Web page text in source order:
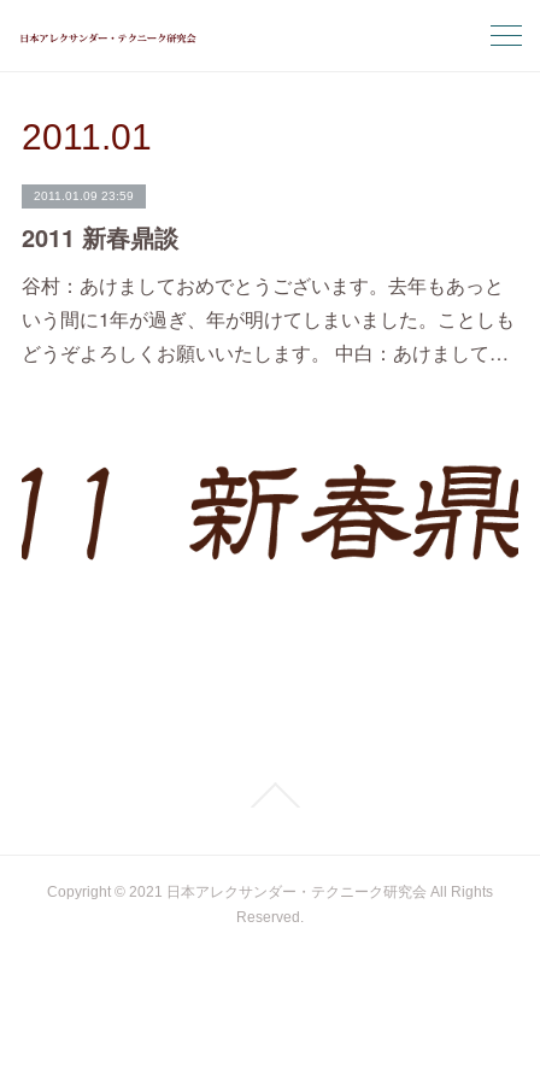
2011.01
2011.01.09 23:59
2011 新春鼎談
谷村：あけましておめでとうございます。去年もあっと
いう間に1年が過ぎ、年が明けてしまいました。ことしも
どうぞよろしくお願いいたします。 中白：あけまして…
Copyright © 2021 日本アレクサンダー・テクニーク研究会 All Rights
Reserved.